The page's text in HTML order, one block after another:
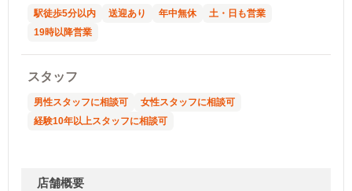
駅徒歩5分以内 送迎あり 年中無休
土・日も営業
19時以降営業
スタッフ
男性スタッフに相談可
女性スタッフに相談可
経験10年以上スタッフに相談可
店舗概要